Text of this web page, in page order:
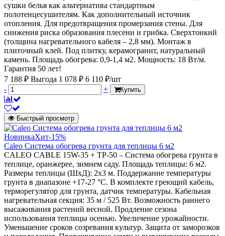
сушки белья как альтернатива стандартным
полотенцесушителям. Как дополнительный источник
отопления. Для предотвращения промерзания стены. Для
снижения риска образования плесени и грибка. Сверхтонкий
(толщина нагревательного кабеля – 2,8 мм). Монтаж в
плиточный клей. Под плитку, керамогранит, натуральный
камень. Площадь обогрева: 0,9-1,4 м2. Мощность: 18 Вт/м.
Гарантия 50 лет!
7 188 ₽ Выгода 1 078 ₽ 6 110 ₽/шт
-
+ Купить
Быстрый просмотр
НовинкаХит-15%
Caleo Система обогрева грунта для теплицы 6 м2
CALEO CABLE 15W-35 + ТР-50 – Система обогрева грунта в
теплице, оранжерее, зимнем саду. Площадь теплицы: 6 м2.
Размеры теплицы (ШхД): 2х3 м. Поддержание температуры
грунта в диапазоне +17-27 °С. В комплекте греющий кабель,
терморегулятор для грунта, датчик температуры. Кабельная
нагревательная секция: 35 м / 525 Вт. Возможность раннего
высаживания растений весной. Продление сезона
использования теплицы осенью. Увеличение урожайности.
Уменьшение сроков созревания культур. Защита от заморозков